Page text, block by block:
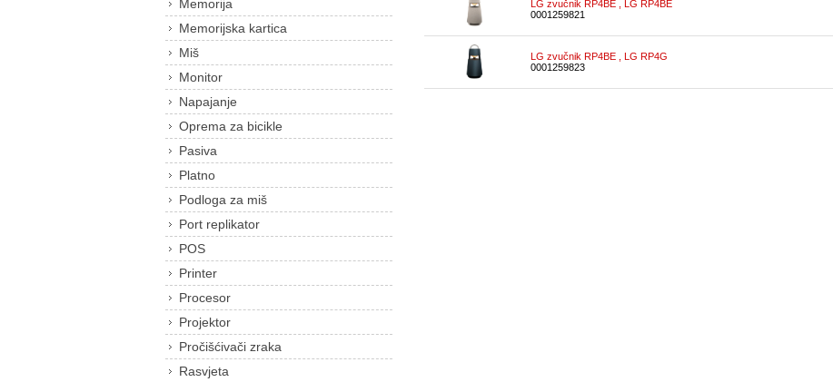
Memorija
Memorijska kartica
Miš
Monitor
Napajanje
Oprema za bicikle
Pasiva
Platno
Podloga za miš
Port replikator
POS
Printer
Procesor
Projektor
Pročišćivači zraka
Rasvjeta
LG zvučnik RP4BE , LG RP4BE
0001259821
LG zvučnik RP4BE , LG RP4G
0001259823